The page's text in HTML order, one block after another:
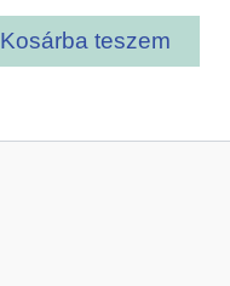
Kosárba teszem